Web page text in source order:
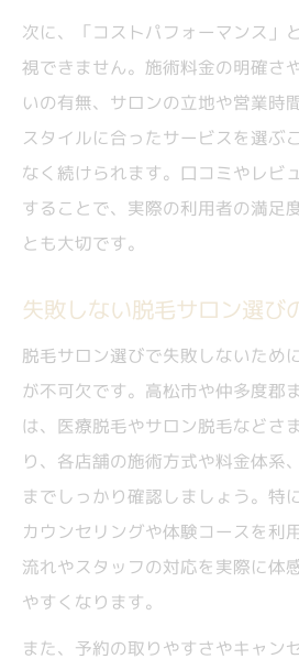
次に、「コストパフォーマンス」
視できません。施術料金の明確さ
いの有無、サロンの立地や営業時
スタイルに合ったサービスを選ぶ
なく続けられます。口コミやレビ
することで、実際の利用者の満足
とも大切です。
失敗しない脱毛サロン選び
脱毛サロン選びで失敗しないため
が不可欠です。高松市や仲多度郡
は、医療脱毛やサロン脱毛などさ
り、各店舗の施術方式や料金体系
までしっかり確認しましょう。特
カウンセリングや体験コースを利
流れやスタッフの対応を実際に体
やすくなります。
また、予約の取りやすさやキャン